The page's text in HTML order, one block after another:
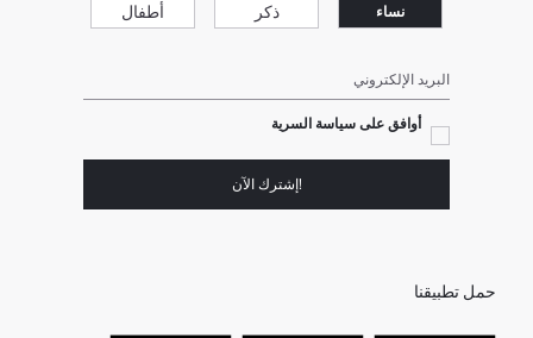
نساء ذكر أطفال
البريد الإلكتروني
أوافق على سياسة السرية
!إشترك الآن
حمل تطبيقنا